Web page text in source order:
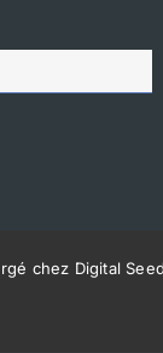
chez Digital